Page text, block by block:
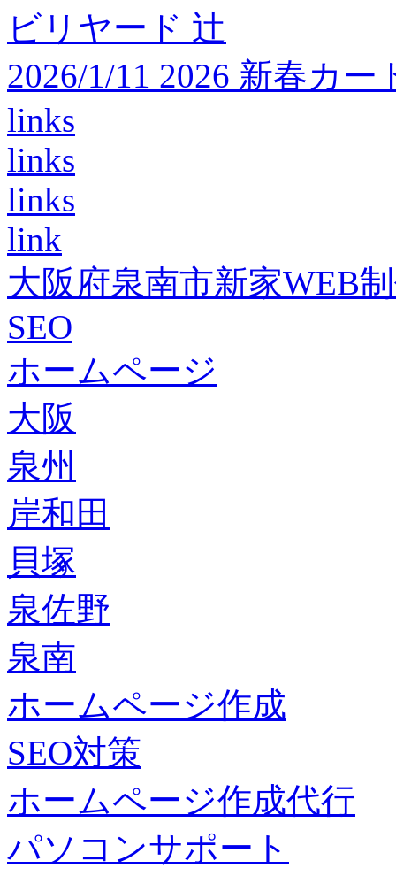
ビリヤード 辻
2026/1/11 2026 新春カ
links
links
links
link
大阪府泉南市新家WEB
SEO
ホームページ
大阪
泉州
岸和田
貝塚
泉佐野
泉南
ホームページ作成
SEO対策
ホームページ作成代行
パソコンサポート